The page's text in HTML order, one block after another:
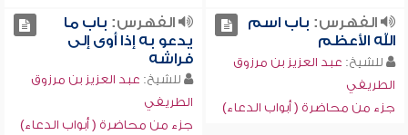
الفهرس: باب اسم
الله الأعظم
للشيخ: عبد العزيز بن مرزوق
الطريفي
جزء من محاضرة ( أبواب الدعاء)
الفهرس: باب ما
يدعو به إذا أوى إلى
فراشه
للشيخ: عبد العزيز بن مرزوق
الطريفي
جزء من محاضرة ( أبواب الدعاء)